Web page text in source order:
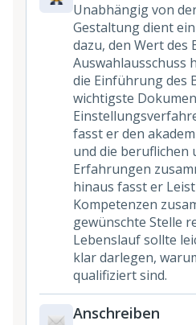
Unabhängig von
Gestaltung dient
dazu, den Wert des
Auswahlausschuss
die Einführung des
wichtigste
fasst er den
und die beruflichen
Erfahrungen
hinaus fasst er
Kompetenzen
gewünschte Stelle
Lebenslauf sollte
klar darlegen,
qualifiziert sind.
Anschreiben